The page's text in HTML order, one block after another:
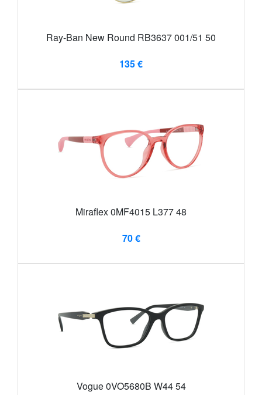
Ray-Ban New Round RB3637 001/51 50
135 €
Miraflex 0MF4015 L377 48
70 €
Vogue 0VO5680B W44 54